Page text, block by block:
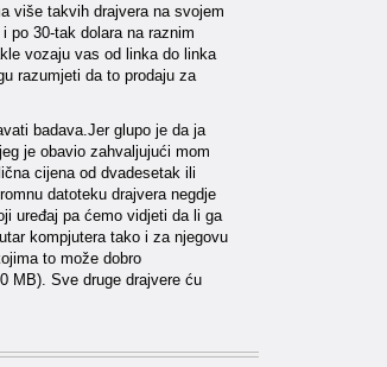
više takvih drajvera na svojem
po 30-tak dolara na raznim
vozaju vas od linka do linka
razumjeti da to prodaju za
badava.Jer glupo je da ja
je obavio zahvaljujući mom
cijena od dvadesetak ili
datoteku drajvera negdje
uređaj pa ćemo vidjeti da li ga
kompjutera tako i za njegovu
to može dobro
MB). Sve druge drajvere ću